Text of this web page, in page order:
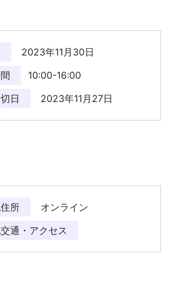
2023年11月30日
10:00-16:00
日
2023年11月27日
所
オンライン
通・アクセス